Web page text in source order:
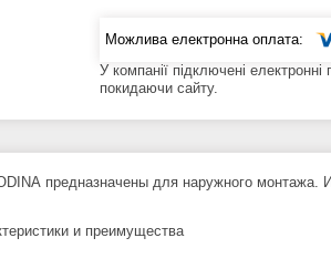
У компанії підключені
покидаючи сайту.
предназначены для наружного
и преимущества